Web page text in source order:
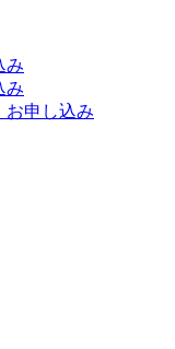
み
み
お申し込み